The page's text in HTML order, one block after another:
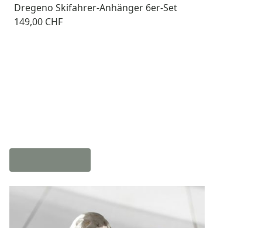
Dregeno Skifahrer-Anhänger 6er-Set
149,00 CHF